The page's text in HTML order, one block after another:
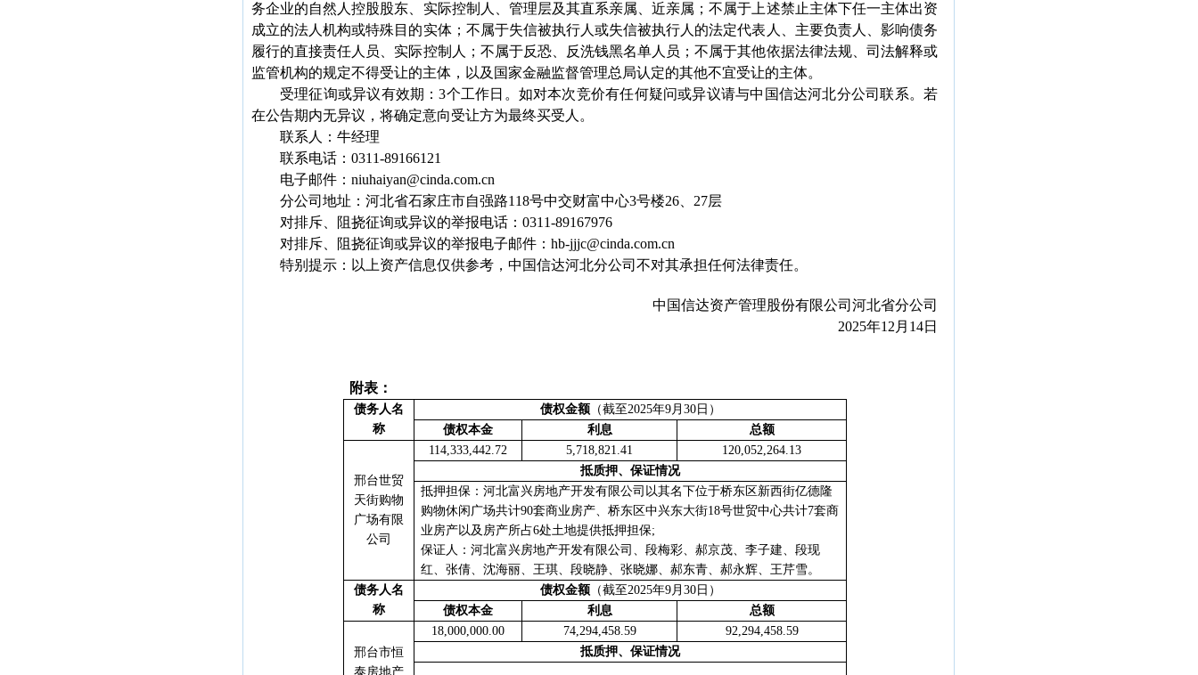
务企业的自然人控股股东、实际控制人、管理层及其直系亲属、近亲属；不属于上述禁止主体下任一主体出资
成立的法人机构或特殊目的实体；不属于失信被执行人或失信被执行人的法定代表人、主要负责人、影响债务
履行的直接责任人员、实际控制人；不属于反恐、反洗钱黑名单人员；不属于其他依据法律法规、司法解释或
监管机构的规定不得受让的主体，以及国家金融监督管理总局认定的其他不宜受让的主体。
受理征询或异议有效期：3个工作日。如对本次竞价有任何疑问或异议请与中国信达河北分公司联系。若
在公告期内无异议，将确定意向受让方为最终买受人。
联系人：牛经理
联系电话： 0311-89166121
电子邮件： niuhaiyan@cinda.com.cn
分公司地址：河北省石家庄市自强路118号中交财富中心3号楼26、27层
对排斥、阻挠征询或异议的举报电话： 0311-89167976
对排斥、阻挠征询或异议的举报电子邮件： hb-jjjc@cinda.com.cn
特别提示：以上资产信息仅供参考，中国信达河北分公司不对其承担任何法律责任。
中国信达资产管理股份有限公司河北省分公司
2025年12月14日
附表：
债务人名
称
债权金额（截至2025年9月 30日 ）
债权本金
利息 总额
邢台世贸
天街购物
广场有限
公司
114,333,442.72 5,718,821.41
120,052,264.13
抵质押、保证情况
抵押担保：河北富兴房地产开发有限公司以其名下位于桥东区新西街亿德隆
购物休闲广场共计90套商业房产、桥东区中兴东大街18号世贸中心共计7套商
业房产以及房产所占6处土地提供抵押担保;
保证人：河北富兴房地产开发有限公司 、段梅彩、郝京茂、李子建、段现
红、张倩、沈海丽、王琪、段晓静、张晓娜、郝东青、郝永辉、王芹雪。
债务人名
称
债权金额（截至2025年9月 30日 ）
债权本金
利息 总额
邢台市恒
泰房地产
18,000,000.00 74,294,458.59
92,294,458.59
抵质押、保证情况